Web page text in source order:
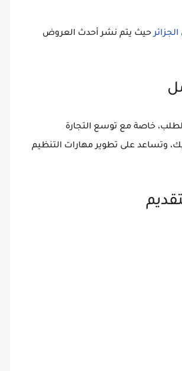
حيث يتم نشر أحدث العروض
خاصة مع توسع التجارة
وتساعد على تطوير مهارات التنظيم